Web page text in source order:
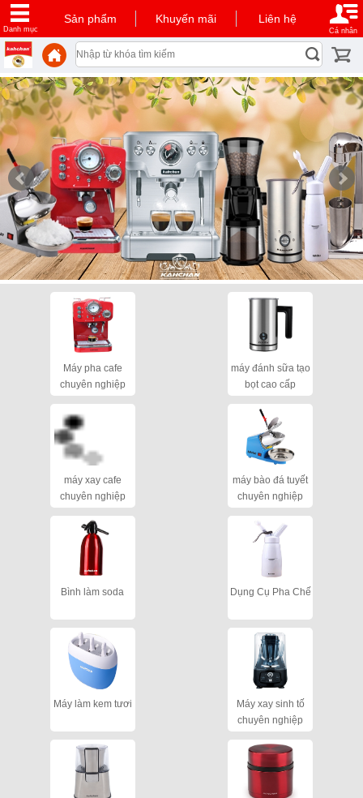
Danh mục
Sản phẩm Khuyến mãi Liên hệ
Cá nhân
Máy pha cafe
chuyên nghiệp
máy đánh sữa tạo
bọt cao cấp
máy xay cafe
chuyên nghiệp
máy bào đá tuyết
chuyên nghiệp
Bình làm soda Dụng Cụ Pha Chế
Máy làm kem tươi
Máy xay sinh tố
chuyên nghiệp